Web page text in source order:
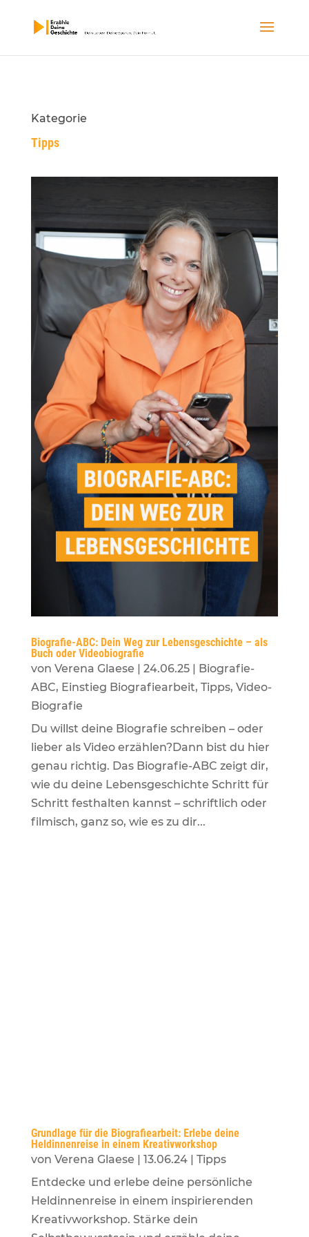
Kategorie
Tipps
Biografie-ABC: Dein Weg zur Lebensgeschichte – als
Buch oder Videobiografie
von Verena Glaese | 24.06.25| Biografie-
ABC, Einstieg Biografiearbeit, Tipps, Video-
Biografie
Du willst deine Biografie schreiben – oder
lieber als Video erzählen?Dann bist du hier
genau richtig. Das Biografie-ABC zeigt dir,
wie du deine Lebensgeschichte Schritt für
Schritt festhalten kannst – schriftlich oder
filmisch, ganz so, wie es zu dir...
Grundlage für die Biografiearbeit: Erlebe deine
Heldinnenreise in einem Kreativworkshop
von Verena Glaese 13.06.24| Tipps
Entdecke und erlebe deine persönliche
Heldinnenreise in einem inspirierenden
Kreativworkshop. Stärke dein